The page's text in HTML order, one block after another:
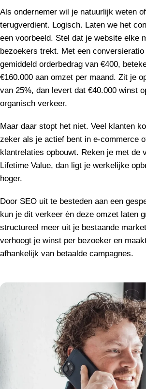
Als ondernemer wil je natuurlijk weten
terugverdient. Logisch. Laten we het
een voorbeeld. Stel dat je website elke
bezoekers trekt. Met een
gemiddeld orderbedrag van €400,
€160.000 aan omzet per maand. Zit je
van 25%, dan levert dat €40.000 winst
organisch verkeer.
Maar daar stopt het niet. Veel klanten
zeker als je actief bent in e-commerce
klantrelaties opbouwt. Reken je met de
Lifetime Value, dan ligt je werkelijke
hoger.
Door SEO uit te besteden aan een
kun je dit verkeer én deze omzet laten
structureel meer uit je bestaande
verhoogt je winst per bezoeker en
afhankelijk van betaalde campagnes.